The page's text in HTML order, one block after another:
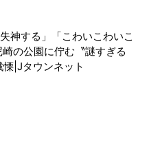
神する」「こわいこわいこ
の公園に佇む〝謎すぎる
|Jタウンネット